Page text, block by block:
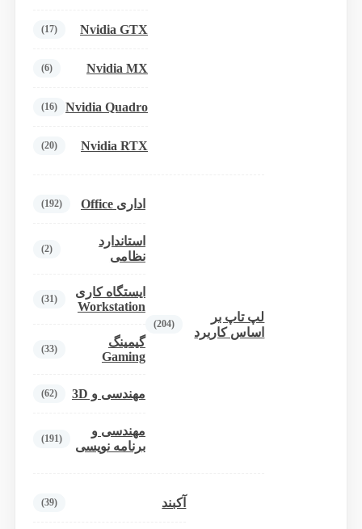
Nvidia GTX
(17)
Nvidia MX
(6)
Nvidia Quadro
(16)
Nvidia RTX
(20)
لپ تاپ بر
اساس کاربرد
(204)
اداری Office (192)
استاندارد
نظامی
(2)
ایستگاه کاری
Workstation
(31)
گیمینگ
Gaming
(33)
مهندسی و 3D (62)
مهندسی و
برنامه نویسی
(191)
آکبند (39)